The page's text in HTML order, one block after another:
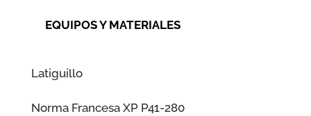
EQUIPOS Y MATERIALES
Latiguillo
Norma Francesa XP P41-280